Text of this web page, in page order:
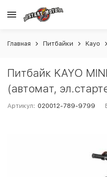
Главная Питбайки Kayo
Питбайк KAYO
(автомат,
Артикул: 020012-789-9799